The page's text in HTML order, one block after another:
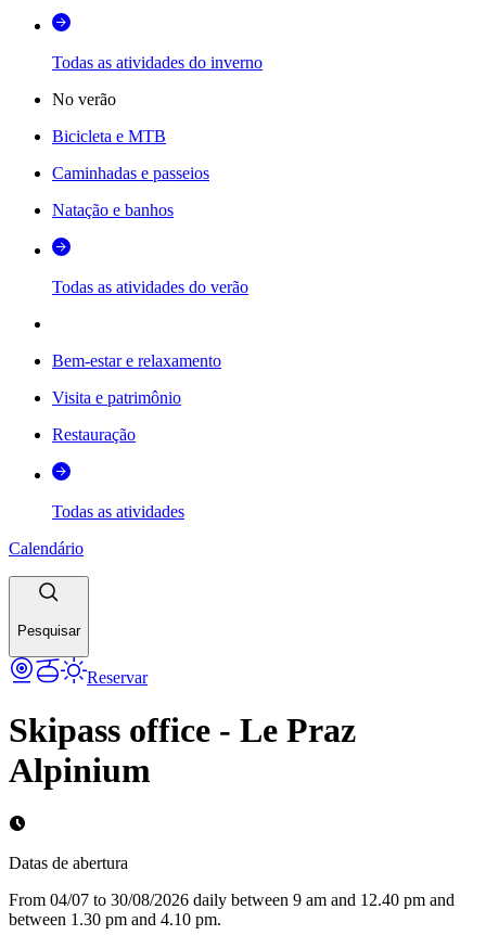
Todas as atividades do inverno
No verão
Bicicleta e MTB
Caminhadas e passeios
Natação e banhos
Todas as atividades do verão
Bem-estar e relaxamento
Visita e patrimônio
Restauração
Todas as atividades
Calendário
Pesquisar
Reservar
Skipass office - Le Praz
Alpinium
Datas de abertura
From 04/07 to 30/08/2026 daily between 9 am and 12.40 pm and
between 1.30 pm and 4.10 pm.